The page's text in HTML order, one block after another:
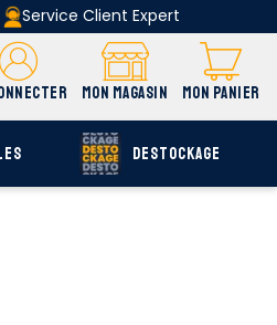
Service Client Expert
MON MAGASIN MON PANIER
DESTOCKAGE